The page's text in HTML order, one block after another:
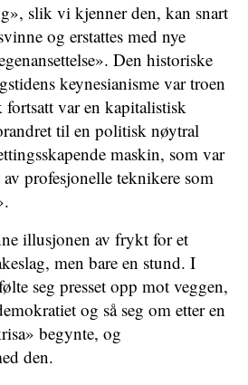
slik vi kjenner den, kan snart
og erstattes med nye
Den historiske
keynesianisme var troen
fortsatt var en kapitalistisk
til en politisk nøytral
maskin, som var
profesjonelle teknikere som
illusjonen av frykt for et
men bare en stund. I
seg presset opp mot veggen,
og så seg om etter en
begynte, og
den.